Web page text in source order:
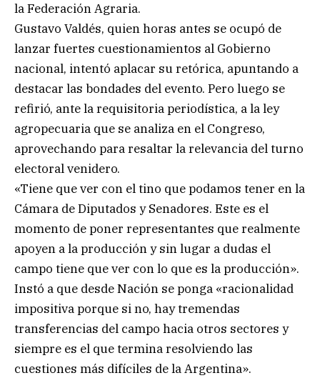
la Federación Agraria.
Gustavo Valdés, quien horas antes se ocupó de
lanzar fuertes cuestionamientos al Gobierno
nacional, intentó aplacar su retórica, apuntando a
destacar las bondades del evento. Pero luego se
refirió, ante la requisitoria periodística, a la ley
agropecuaria que se analiza en el Congreso,
aprovechando para resaltar la relevancia del turno
electoral venidero.
«Tiene que ver con el tino que podamos tener en la
Cámara de Diputados y Senadores. Este es el
momento de poner representantes que realmente
apoyen a la producción y sin lugar a dudas el
campo tiene que ver con lo que es la producción».
Instó a que desde Nación se ponga «racionalidad
impositiva porque si no, hay tremendas
transferencias del campo hacia otros sectores y
siempre es el que termina resolviendo las
cuestiones más difíciles de la Argentina».